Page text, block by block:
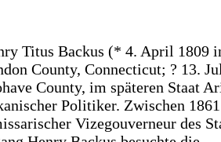
Titus Backus (* 4. April 1809
County, Connecticut; ? 13.
County, im späteren Staat
Politiker. Zwischen
Vizegouverneur des